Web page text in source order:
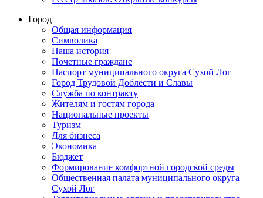
Город
Общая информация
Символика
Наша история
Почетные граждане
Паспорт муниципального округа Сухой Лог
Город Трудовой Доблести и Славы
Служба по контракту
Жителям и гостям города
Национальные проекты
Туризм
Для бизнеса
Экономика
Бюджет
Формирование комфортной городской среды
Общественная палата муниципального округа
Сухой Лог